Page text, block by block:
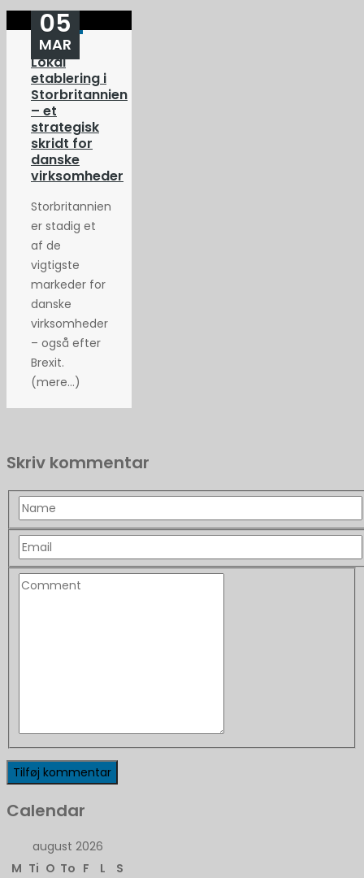
Lokal
etablering i
Storbritannien
– et
strategisk
skridt for
danske
virksomheder
05
MAR
Storbritannien
er stadig et
af de
vigtigste
markeder for
danske
virksomheder
– også efter
Brexit.
(mere…)
Skriv kommentar
Calendar
august 2026
M Ti O To F L
S